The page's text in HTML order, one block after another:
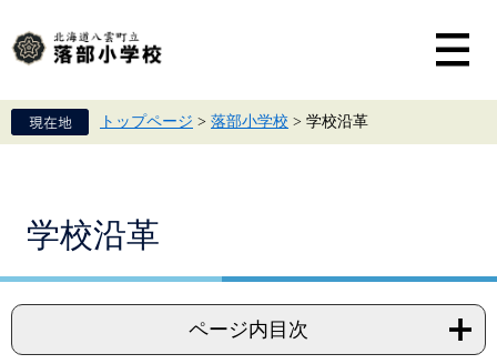
ジ
頭
で
す。
ュ
飛
ば
し
トップページ > 落部小学校 > 学校沿革
学校沿革
ページ内目次